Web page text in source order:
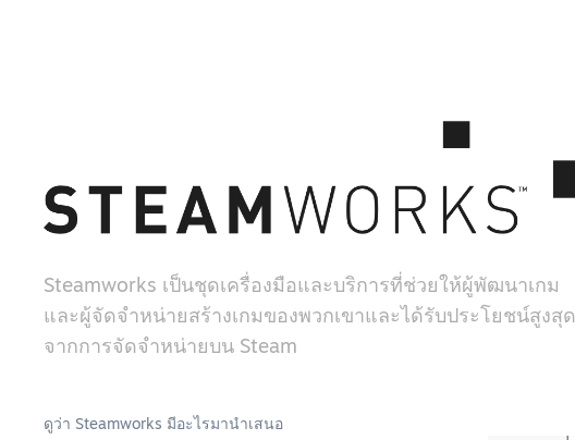
Steamworks เป็นชุดเครื่องมือและบริการที่ช่วยให้ผู้พัฒนาเกม
และผู้จัดจำหน่ายสร้างเกมของพวกเขาและได้รับประโยชน์สูงสุด
จากการจัดจำหน่ายบน Steam
ดูว่า Steamworks มีอะไรมานำเสนอ